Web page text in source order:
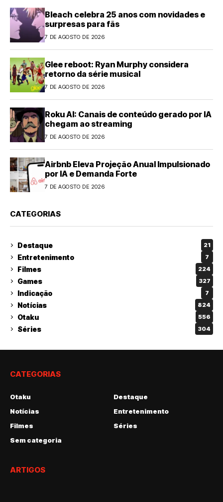
Bleach celebra 25 anos com novidades e
surpresas para fãs
7 DE AGOSTO DE 2026
Glee reboot: Ryan Murphy considera
retorno da série musical
7 DE AGOSTO DE 2026
Roku AI: Canais de conteúdo gerado por IA
chegam ao streaming
7 DE AGOSTO DE 2026
Airbnb Eleva Projeção Anual Impulsionado
por IA e Demanda Forte
7 DE AGOSTO DE 2026
CATEGORIAS
Destaque 21
Entretenimento 7
Filmes 224
Games 327
Indicação 7
Notícias 824
Otaku 556
Séries 304
CATEGORIAS
Otaku
Destaque
Notícias
Entretenimento
Filmes
Séries
Sem categoria
ARTIGOS